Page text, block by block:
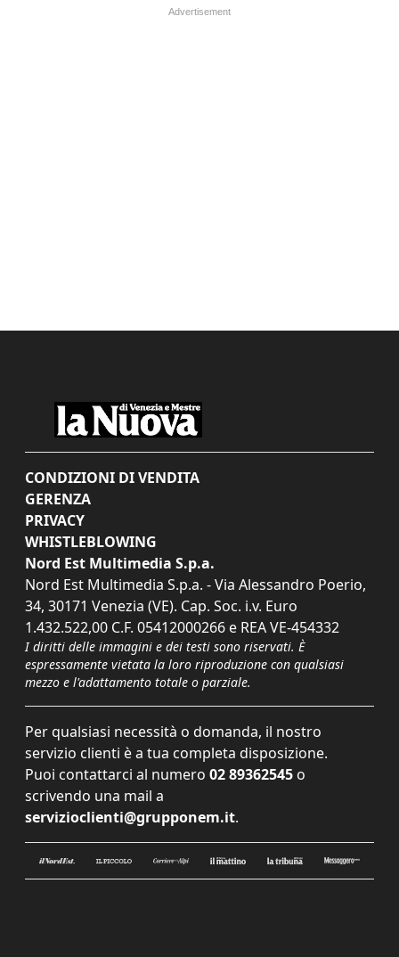
CONDIZIONI DI VENDITA
GERENZA
PRIVACY
WHISTLEBLOWING
Nord Est Multimedia S.p.a.
Nord Est Multimedia S.p.a. - Via Alessandro Poerio,
34, 30171 Venezia (VE). Cap. Soc. i.v. Euro
1.432.522,00 C.F. 05412000266 e REA VE-454332
I diritti delle immagini e dei testi sono riservati. È
espressamente vietata la loro riproduzione con qualsiasi
mezzo e l'adattamento totale o parziale.
Per qualsiasi necessità o domanda, il nostro
servizio clienti è a tua completa disposizione.
Puoi contattarci al numero 02 89362545 o
scrivendo una mail a
servizioclienti@grupponem.it.